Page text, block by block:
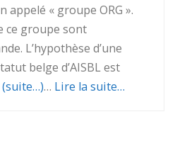
« groupe ORG ».
ce groupe sont
L’hypothèse d’une
belge d’AISBL est
(suite…)… Lire la suite…